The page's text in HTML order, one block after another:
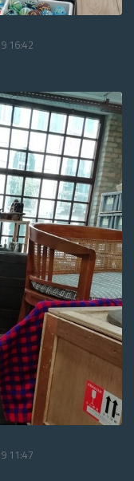
16:42
11:47